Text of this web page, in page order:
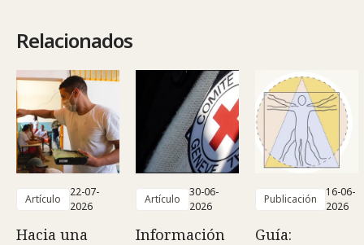
Relacionados
Artículo
22-07-
2026
Hacia una
Artículo
30-06-
2026
Información
Publicación
16-06-
2026
Guía: